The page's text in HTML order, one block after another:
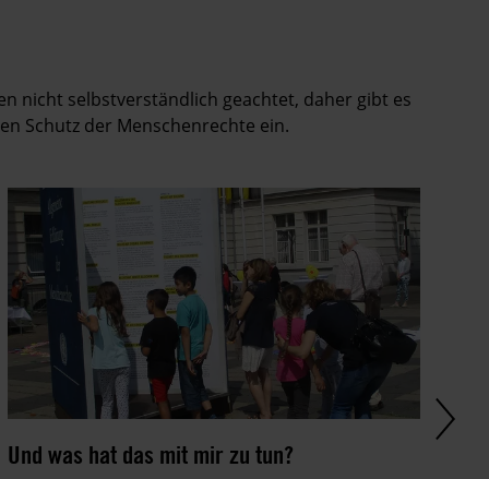
nicht selbstverständlich geachtet, daher gibt es
Schutz der Menschenrechte ein.
Und was hat das mit mir zu tun?